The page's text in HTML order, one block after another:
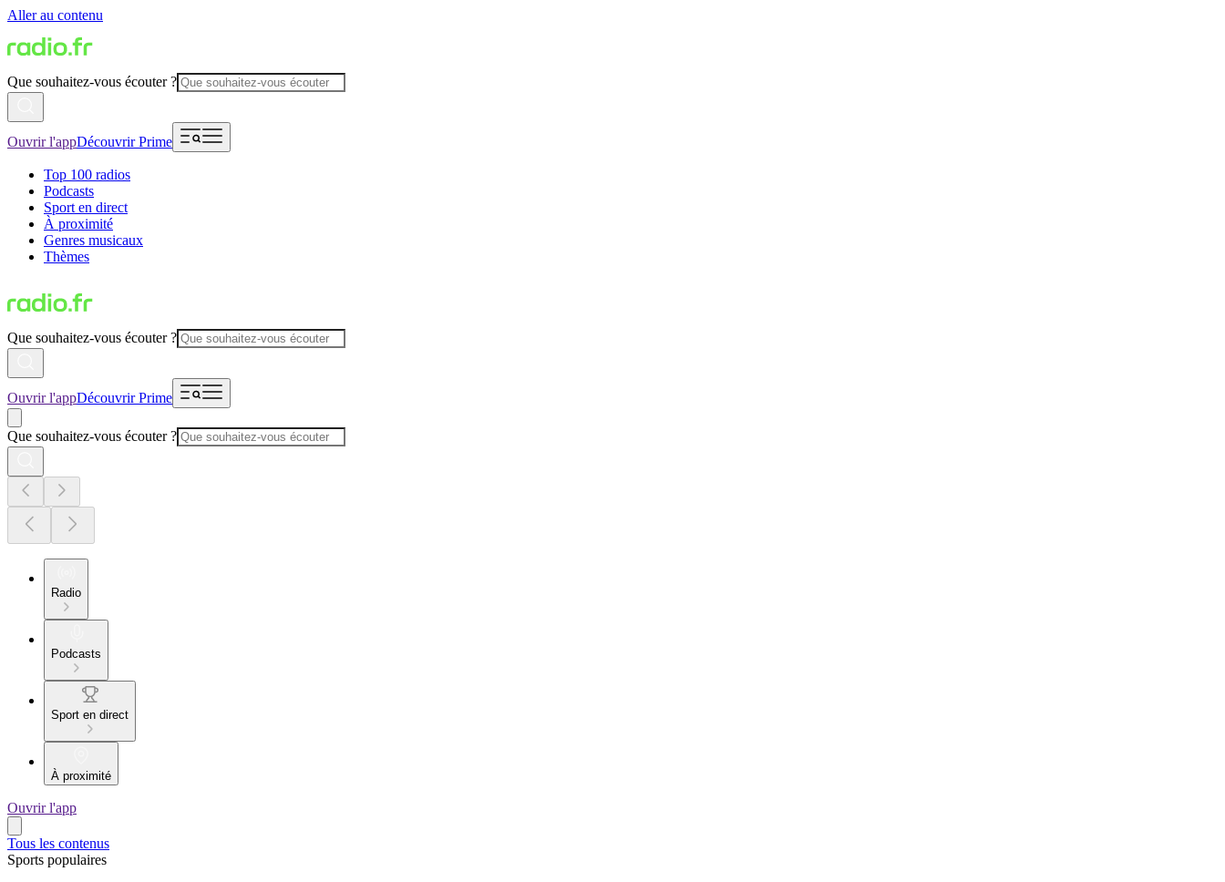
Aller au contenu
Que souhaitez-vous écouter ?
Ouvrir l'appDécouvrir Prime
Top 100 radios
Podcasts
Sport en direct
À proximité
Genres musicaux
Thèmes
Que souhaitez-vous écouter ?
Ouvrir l'appDécouvrir Prime
Que souhaitez-vous écouter ?
Radio
Podcasts
Sport en direct
À proximité
Ouvrir l'app
Tous les contenus
Sports populaires